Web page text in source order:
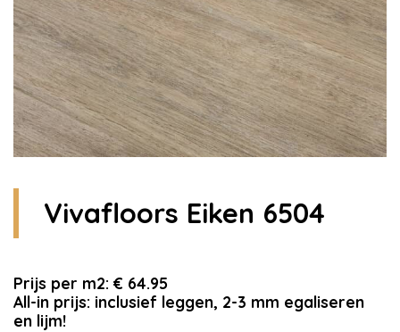
Vivafloors Eiken 6504
Prijs per m2: € 64.95
All-in prijs: inclusief leggen, 2-3 mm egaliseren
en lijm!